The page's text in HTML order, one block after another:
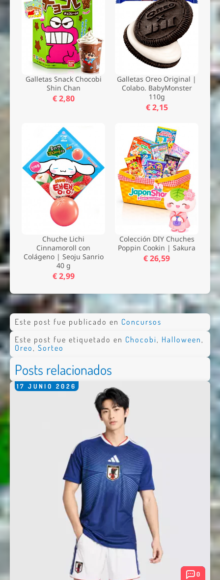
Galletas Snack Chocobi
Shin Chan
€ 2,80
Galletas Oreo Original |
Colabo. BabyMonster
110g
€ 2,15
Chuche Lichi
Cinnamoroll con
Colágeno | Seoju Sanrio
40 g
€ 2,99
Colección DIY Chuches
Poppin Cookin | Sakura
€ 26,59
Este post fue publicado en Concursos
Este post fue etiquetado en Chocobi, Halloween,
Oreo, Sorteo
Posts relacionados
17 JUNIO 2026
0